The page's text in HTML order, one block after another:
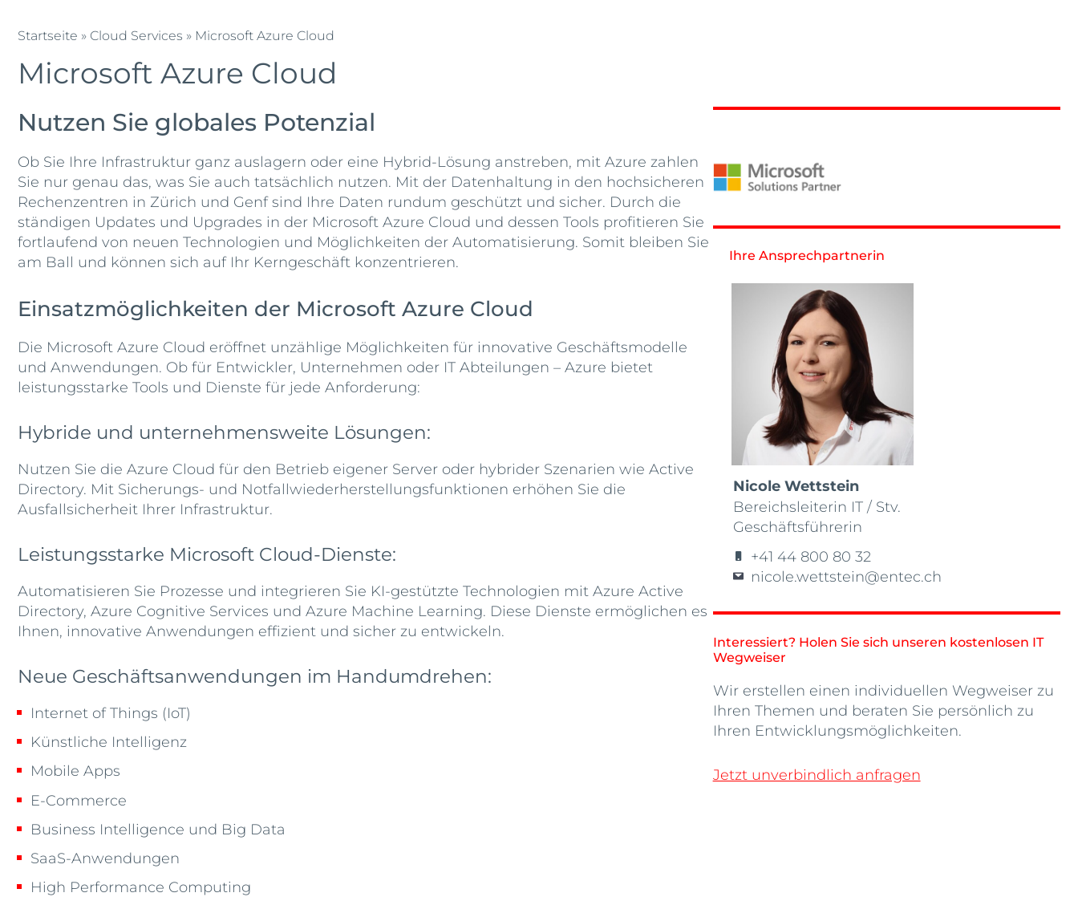
Startseite » Cloud Services » Microsoft Azure Cloud
Microsoft Azure Cloud
Nutzen Sie globales Potenzial
Ob Sie Ihre Infrastruktur ganz auslagern oder eine Hybrid-Lösung anstreben, mit Azure zahlen
Sie nur genau das, was Sie auch tatsächlich nutzen. Mit der Datenhaltung in den hochsicheren
Rechenzentren in Zürich und Genf sind Ihre Daten rundum geschützt und sicher. Durch die
ständigen Updates und Upgrades in der Microsoft Azure Cloud und dessen Tools profitieren Sie
fortlaufend von neuen Technologien und Möglichkeiten der Automatisierung. Somit bleiben Sie
am Ball und können sich auf Ihr Kerngeschäft konzentrieren.
Einsatzmöglichkeiten der Microsoft Azure Cloud
Die Microsoft Azure Cloud eröffnet unzählige Möglichkeiten für innovative Geschäftsmodelle
und Anwendungen. Ob für Entwickler, Unternehmen oder IT Abteilungen – Azure bietet
leistungsstarke Tools und Dienste für jede Anforderung:
Hybride und unternehmensweite Lösungen:
Nutzen Sie die Azure Cloud für den Betrieb eigener Server oder hybrider Szenarien wie Active
Directory. Mit Sicherungs- und Notfallwiederherstellungsfunktionen erhöhen Sie die
Ausfallsicherheit Ihrer Infrastruktur.
Leistungsstarke Microsoft Cloud-Dienste:
Automatisieren Sie Prozesse und integrieren Sie KI-gestützte Technologien mit Azure Active
Directory, Azure Cognitive Services und Azure Machine Learning. Diese Dienste ermöglichen es
Ihnen, innovative Anwendungen effizient und sicher zu entwickeln.
Neue Geschäftsanwendungen im Handumdrehen:
Internet of Things (IoT)
Künstliche Intelligenz
Mobile Apps
E-Commerce
Business Intelligence und Big Data
SaaS-Anwendungen
High Performance Computing
Ihre Ansprechpartnerin
Nicole Wettstein
Bereichsleiterin IT / Stv.
Geschäftsführerin
+41 44 800 80 32
nicole.wettstein@entec.ch
Interessiert? Holen Sie sich unseren kostenlosen IT
Wegweiser
Wir erstellen einen individuellen Wegweiser zu
Ihren Themen und beraten Sie persönlich zu
Ihren Entwicklungsmöglichkeiten.
Jetzt unverbindlich anfragen